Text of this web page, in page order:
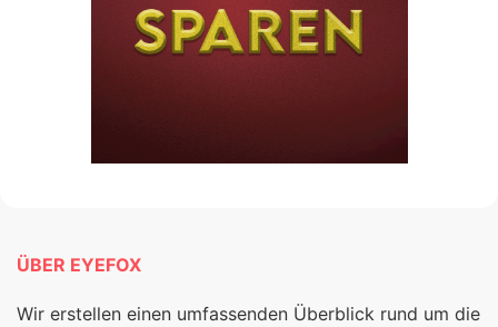
ÜBER EYEFOX
Wir erstellen einen umfassenden Überblick rund um die